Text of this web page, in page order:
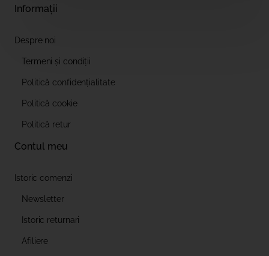
Informații
Despre noi
Termeni și condiții
Politică confidențialitate
Politică cookie
Politică retur
Contul meu
Istoric comenzi
Newsletter
Istoric returnari
Afiliere